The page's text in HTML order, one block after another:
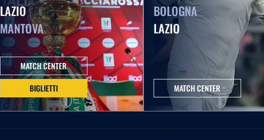
LAZIO
MANTOVA
MATCH CENTER
BIGLIETTI
BOLOGNA
LAZIO
MATCH CENTER